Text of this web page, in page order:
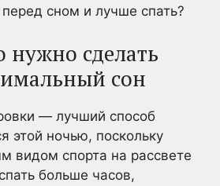
перед сном и лучше спать?
нужно сделать
сон
— лучший способ
этой ночью, поскольку
видом спорта на рассвете
больше часов,